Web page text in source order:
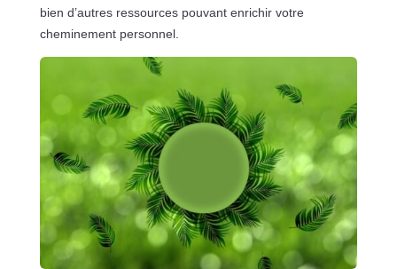
bien d’autres ressources pouvant enrichir votre
cheminement personnel.